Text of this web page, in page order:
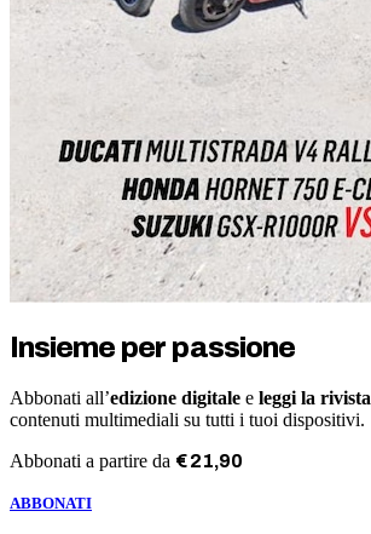
Insieme per passione
Abbonati all’edizione digitale e leggi la rivista
contenuti multimediali su tutti i tuoi dispositivi.
Abbonati a partire da €21,90
ABBONATI